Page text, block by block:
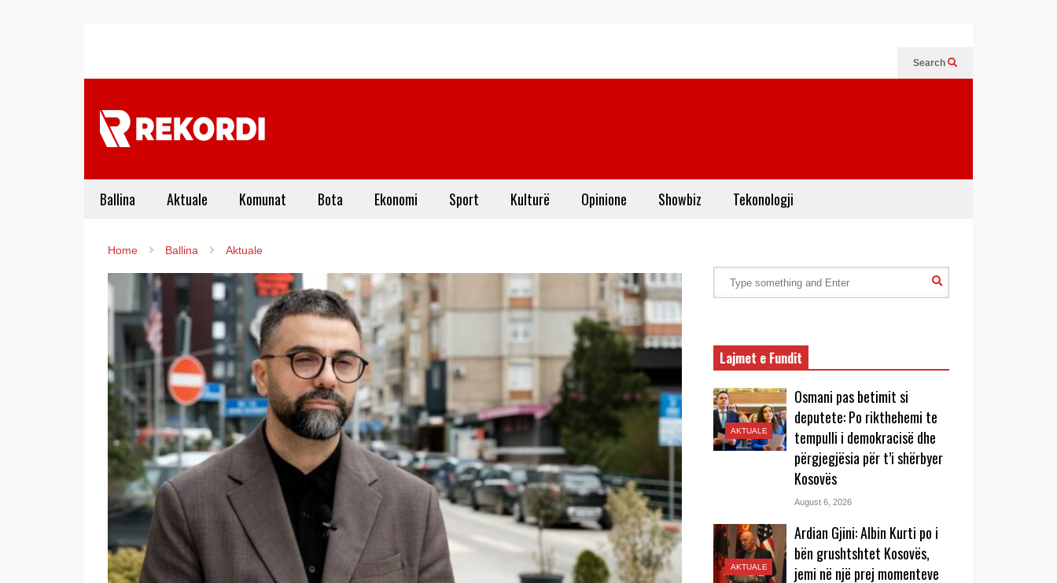
Search
Ballina Aktuale Komunat Bota Ekonomi Sport Kulturë Opinione Showbiz Tekonologji
Home Ballina Aktuale
Lajmet e Fundit
AKTUALE
Osmani pas betimit si
deputete: Po rikthehemi te
tempulli i demokracisë dhe
përgjegjësia për t’i shërbyer
Kosovës
August 6, 2026
AKTUALE
Ardian Gjini: Albin Kurti po i
bën grushtshtet Kosovës,
jemi në një prej momenteve